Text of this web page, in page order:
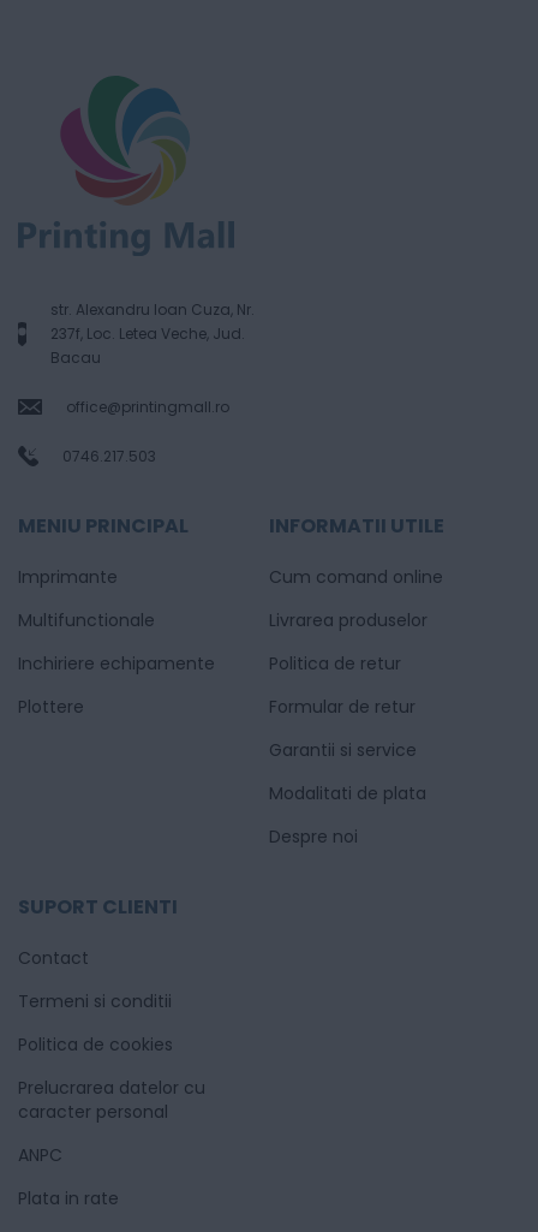
str. Alexandru Ioan Cuza, Nr.
237f, Loc. Letea Veche, Jud.
Bacau
office@printingmall.ro
0746.217.503
MENIU PRINCIPAL
Imprimante
Multifunctionale
Inchiriere echipamente
Plottere
INFORMATII UTILE
Cum comand online
Livrarea produselor
Politica de retur
Formular de retur
Garantii si service
Modalitati de plata
Despre noi
SUPORT CLIENTI
Contact
Termeni si conditii
Politica de cookies
Prelucrarea datelor cu
caracter personal
ANPC
Plata in rate